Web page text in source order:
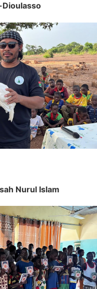
Dioulasso
Nurul Islam